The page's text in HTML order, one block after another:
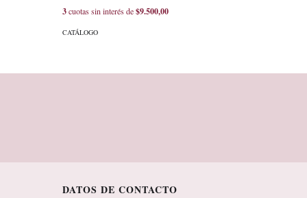
3cuotas sin interés de$9.500,00
CATÁLOGO
DATOS DE CONTACTO